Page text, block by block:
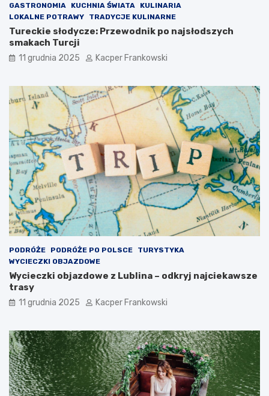
GASTRONOMIA KUCHNIA ŚWIATA
KULINARIA
LOKALNE POTRAWY
TRADYCJE KULINARNE
Tureckie słodycze: Przewodnik po najsłodszych
smakach Turcji
11 grudnia 2025 Kacper Frankowski
PODRÓŻE PODRÓŻE PO POLSCE
TURYSTYKA
WYCIECZKI OBJAZDOWE
Wycieczki objazdowe z Lublina – odkryj najciekawsze
trasy
11 grudnia 2025 Kacper Frankowski